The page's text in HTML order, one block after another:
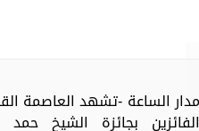
الفائزين بجائزة الشيخ